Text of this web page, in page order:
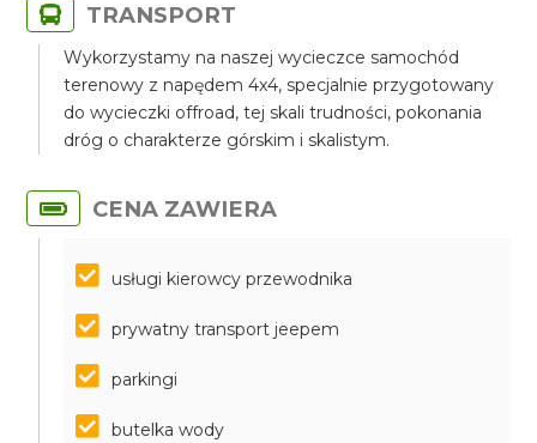
TRANSPORT
Wykorzystamy na naszej wycieczce samochód
terenowy z napędem 4x4, specjalnie przygotowany
do wycieczki offroad, tej skali trudności, pokonania
dróg o charakterze górskim i skalistym.
CENA ZAWIERA
usługi kierowcy przewodnika
prywatny transport jeepem
parkingi
butelka wody